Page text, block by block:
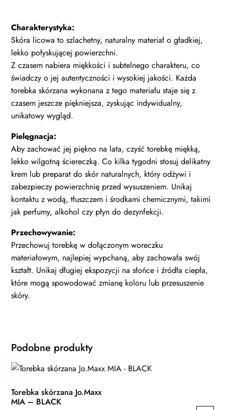
Charakterystyka:
Skóra licowa to szlachetny, naturalny materiał o gładkiej,
lekko połyskującej powierzchni.
Z czasem nabiera miękkości i subtelnego charakteru, co
świadczy o jej autentyczności i wysokiej jakości. Każda
torebka skórzana wykonana z tego materiału staje się z
czasem jeszcze piękniejsza, zyskując indywidualny,
unikatowy wygląd.
Pielęgnacja:
Aby zachować jej piękno na lata, czyść torebkę miękką,
lekko wilgotną ściereczką. Co kilka tygodni stosuj delikatny
krem lub preparat do skór naturalnych, który odżywi i
zabezpieczy powierzchnię przed wysuszeniem. Unikaj
kontaktu z wodą, tłuszczem i środkami chemicznymi, takimi
jak perfumy, alkohol czy płyn do dezynfekcji.
Przechowywanie:
Przechowuj torebkę w dołączonym woreczku
materiałowym, najlepiej wypchaną, aby zachowała swój
kształt. Unikaj długiej ekspozycji na słońce i źródła ciepła,
które mogą spowodować zmianę koloru lub przesuszenie
skóry.
Podobne produkty
Torebka skórzana Jo.Maxx
MIA – BLACK